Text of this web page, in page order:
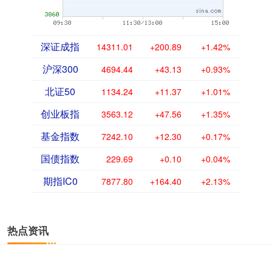
深证成指 14311.01 +200.89 +1.42%
沪深300 4694.44 +43.13 +0.93%
北证50 1134.24 +11.37 +1.01%
创业板指 3563.12 +47.56 +1.35%
基金指数 7242.10 +12.30 +0.17%
国债指数 229.69 +0.10 +0.04%
期指IC0 7877.80 +164.40 +2.13%
热点资讯